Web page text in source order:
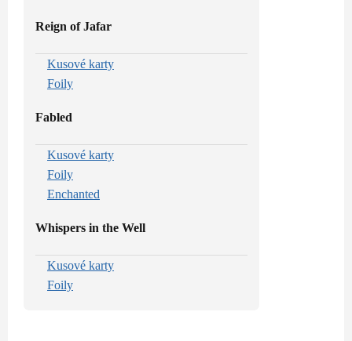
Reign of Jafar
Kusové karty
Foily
Fabled
Kusové karty
Foily
Enchanted
Whispers in the Well
Kusové karty
Foily